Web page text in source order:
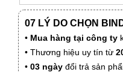
07 LÝ DO CHỌN
• Mua hàng tại công ty
• Thương hiệu uy tín từ
• 03 ngày đổi trả sản